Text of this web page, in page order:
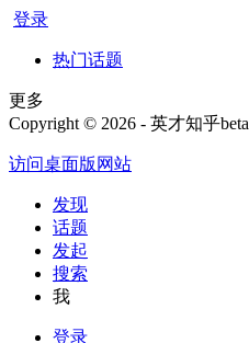
登录
热门话题
更多
Copyright © 2026 - 英才知乎beta
访问桌面版网站
发现
话题
发起
搜索
我
登录